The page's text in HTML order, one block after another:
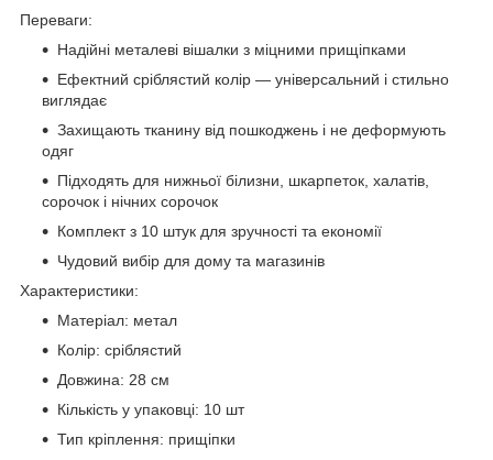
Переваги:
Надійні металеві вішалки з міцними прищіпками
Ефектний сріблястий колір — універсальний і стильно
виглядає
Захищають тканину від пошкоджень і не деформують
одяг
Підходять для нижньої білизни, шкарпеток, халатів,
сорочок і нічних сорочок
Комплект з 10 штук для зручності та економії
Чудовий вибір для дому та магазинів
Характеристики:
Матеріал: метал
Колір: сріблястий
Довжина: 28 см
Кількість у упаковці: 10 шт
Тип кріплення: прищіпки